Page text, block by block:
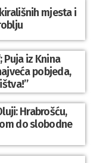
mjesta i
Puja iz Knina
pobjeda,
Hrabrošću,
do slobodne